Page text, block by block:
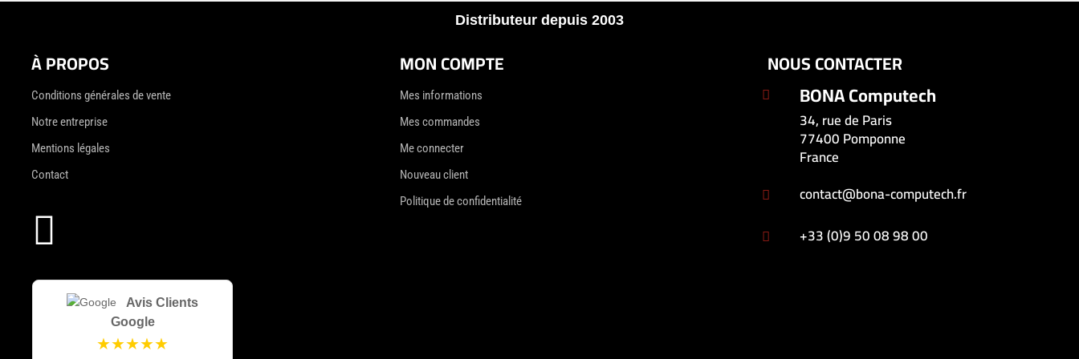
Distributeur depuis 2003
À PROPOS
Conditions générales de vente
Notre entreprise
Mentions légales
Contact

Avis Clients
Google
★★★★★
MON COMPTE
Mes informations
Mes commandes
Me connecter
Nouveau client
Politique de confidentialité
NOUS CONTACTER
 BONA Computech
34, rue de Paris
77400 Pomponne
France
 contact@bona-computech.fr
 +33 (0)9 50 08 98 00